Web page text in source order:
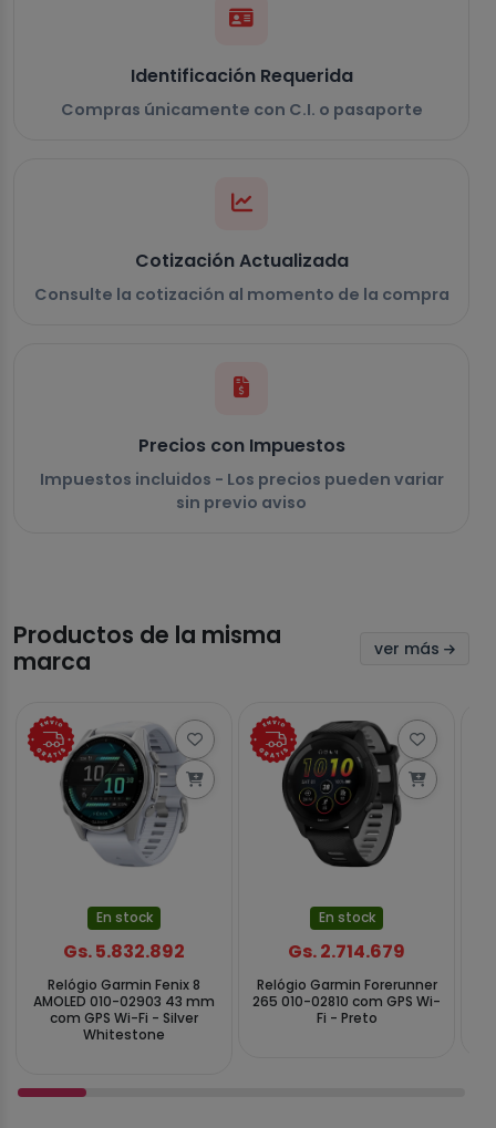
Identificación Requerida
Compras únicamente con C.I. o pasaporte
Cotización Actualizada
Consulte la cotización al momento de la compra
Precios con Impuestos
Impuestos incluidos - Los precios pueden variar
sin previo aviso
Productos de la misma
marca
ver más
En stock
Gs. 5.832.892
Relógio Garmin Fenix 8
AMOLED 010-02903 43 mm
com GPS Wi-Fi - Silver
Whitestone
En stock
Gs. 2.714.679
Relógio Garmin Forerunner
265 010-02810 com GPS Wi-
Fi - Preto